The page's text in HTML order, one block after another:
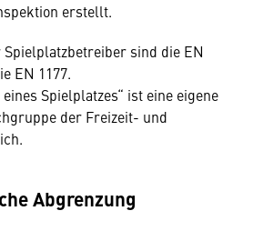
erstellt.
sind die EN
EN 1177.
Spielplatzes“ ist eine eigene
der Freizeit- und
Abgrenzung